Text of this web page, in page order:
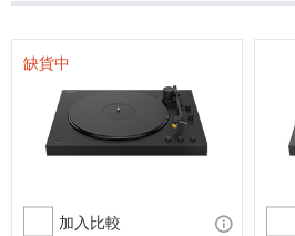
加入比較 顯示資訊
缺貨中